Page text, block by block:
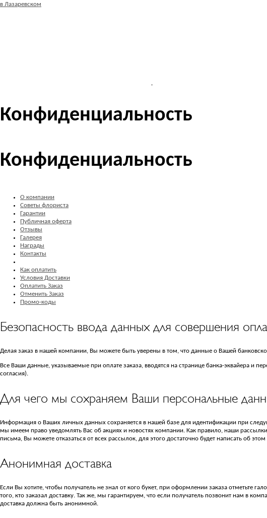
в Лазаревском
Конфиденциальность
Конфиденциальность
О компании
Советы флориста
Гарантии
Публичная оферта
Отзывы
Галерея
Награды
Контакты
Как оплатить
Условия Доставки
Оплатить Заказ
Отменить Заказ
Промо-коды
Безопасность ввода данных для совершения
Делая заказ в нашей компании, Вы можете быть уверены в том, что данные о Вашей
Все Ваши данные, указываемые при оплате заказа, вводятся на странице банка-эквайера и
согласия).
Для чего мы сохраняем Ваши персональные
Информация о Ваших личных данных сохраняется в нашей базе для идентификации при
мы имеем право уведомлять Вас об акциях и новостях компании. Как правило, наши
письма, Вы можете отказаться от всех рассылок, для этого достаточно будет написать об
Анонимная доставка
Если Вы хотите, чтобы получатель не знал от кого букет, при оформлении заказа отметьте
того, кто заказал доставку. Так же, мы гарантируем, что если получатель позвонит нам в
доставка должна быть анонимной.